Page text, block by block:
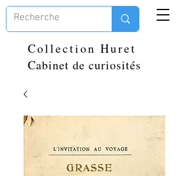
Collection Huret
Cabinet de curiosités